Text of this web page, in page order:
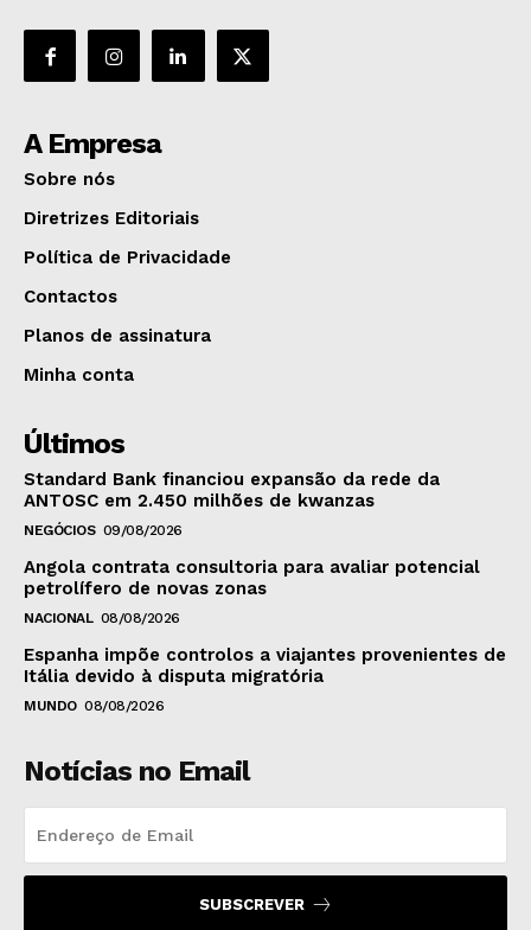
A Empresa
Sobre nós
Diretrizes Editoriais
Política de Privacidade
Contactos
Planos de assinatura
Minha conta
Últimos
Standard Bank financiou expansão da rede da
ANTOSC em 2.450 milhões de kwanzas
NEGÓCIOS 09/08/2026
Angola contrata consultoria para avaliar potencial
petrolífero de novas zonas
NACIONAL 08/08/2026
Espanha impõe controlos a viajantes provenientes de
Itália devido à disputa migratória
MUNDO 08/08/2026
Notícias no Email
SUBSCREVER